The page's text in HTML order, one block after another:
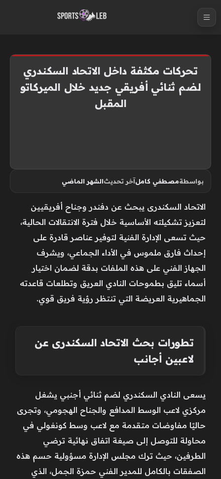
تحركات مكثفة داخل الاتحاد السكندري
لضم ثنائي أفريقي جديد خلال الميركاتو
المقبل
بواسطةمصطفي كاملآخر تحديثالشهر الماضي
الاتحاد السكندرى يبحث عن دفندر وجناح أفريقيين
لتعزيز تشكيلته الأساسية خلال فترة الانتقالات الحالية،
حيث تسعى الإدارة الفنية لتوفير عناصر قادرة على
إحداث فارق ملموس في الأداء الجماعي، ويشرف
الجهاز الفني على هذه الملفات بدقة لضمان اختيار
أسماء تليق بطموحات النادي العريق وتطلعات قاعدته
الجماهيرية العريضة التي تنتظر رؤية فريق قوي.
تطورات بحث الاتحاد السكندرى عن
لاعبين أجانب
يسعى النادي السكندري لضم ثنائي أجنبي يشغل
مركزي لاعب الوسط المدافع والجناح الهجومي، وتجرى
حاليًا مفاوضات متقدمة مع لاعب وسط كونغولي في
محاولة للتوصل إلى صيغة اتفاق نهائية ترضي
الطرفين، حيث ترك مجلس الإدارة مسؤولية حسم هذه
الصفقات بالكامل للمدير الفني حمزة الجمل، الذي